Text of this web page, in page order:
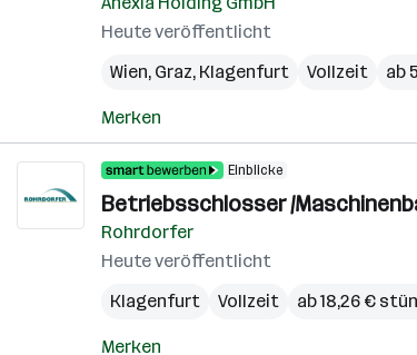
Heute veröffentlicht
Wien, Graz, Klagenfurt Vollzeit ab
Merken
Einblicke
Betriebsschlosser /
Rohrdorfer
Heute veröffentlicht
Klagenfurt
Vollzeit ab 18,26 €
Merken